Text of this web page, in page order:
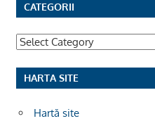
CATEGORII
Categorii
HARTA SITE
Hartă site